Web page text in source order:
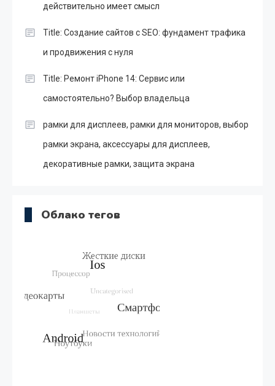
действительно имеет смысл
Title: Создание сайтов с SEO: фундамент трафика
и продвижения с нуля
Title: Ремонт iPhone 14: Сервис или
самостоятельно? Выбор владельца
рамки для дисплеев, рамки для мониторов, выбор
рамки экрана, аксессуары для дисплеев,
декоративные рамки, защита экрана
Облако тегов